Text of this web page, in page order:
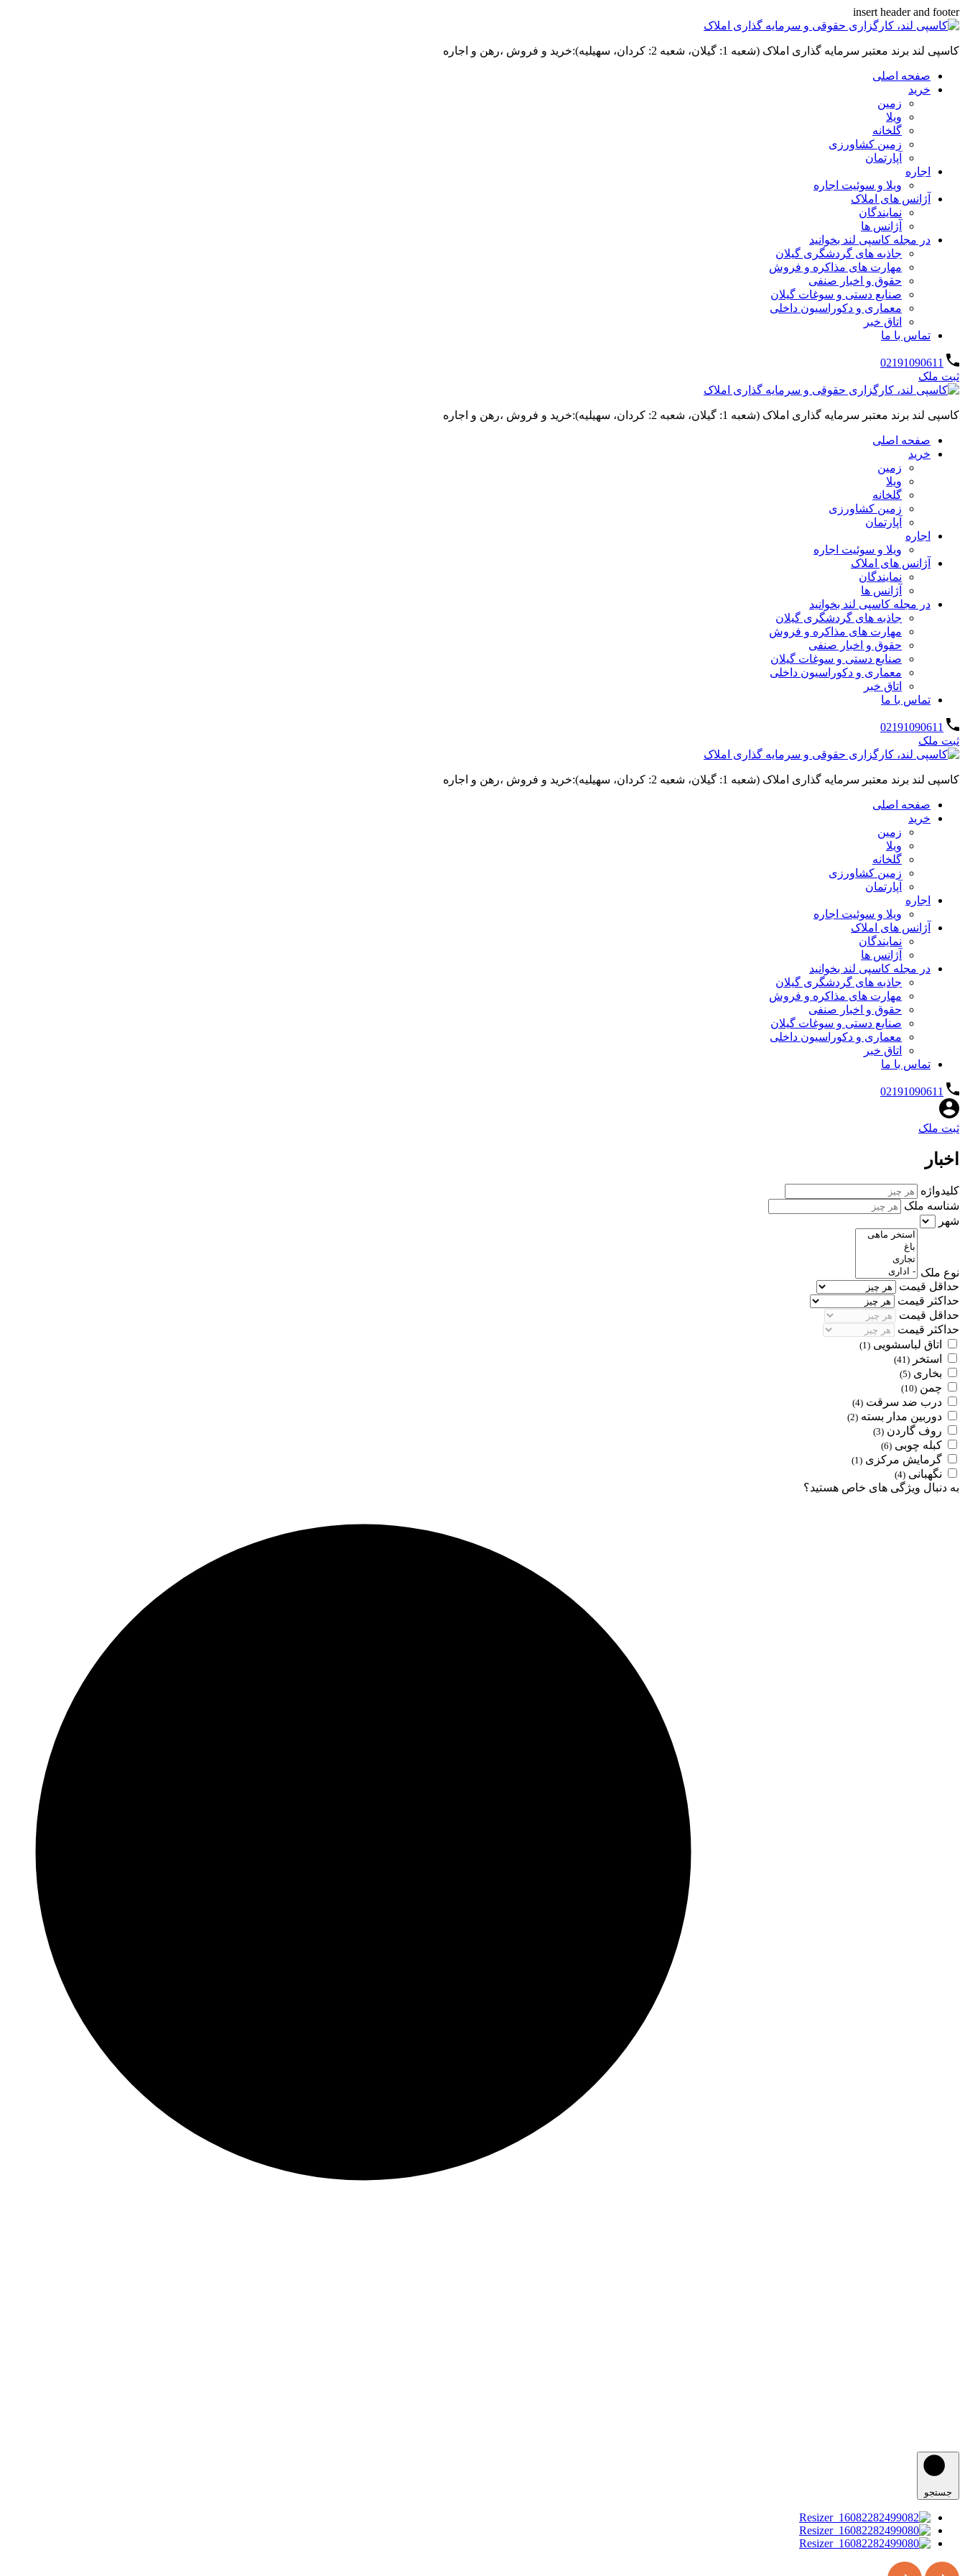
insert header and footer
کاسپی لند برند معتبر سرمایه گذاری املاک (شعبه 1: گیلان، شعبه 2: کردان، سهیلیه):خرید و فروش ،رهن و اجاره
صفحه اصلی
خرید
زمین
ویلا
گلخانه
زمین کشاورزی
آپارتمان
اجاره
ویلا و سوئیت اجاره
آژانس های املاک
نمایندگان
آژانس ها
در مجله کاسپی لند بخوانید
جاذبه های گردشگری گیلان
مهارت های مذاکره و فروش
حقوق و اخبار صنفی
صنایع دستی و سوغات گیلان
معماری و دکوراسیون داخلی
اتاق خبر
تماس با ما
02191090611
ثبت ملک
کاسپی لند برند معتبر سرمایه گذاری املاک (شعبه 1: گیلان، شعبه 2: کردان، سهیلیه):خرید و فروش ،رهن و اجاره
صفحه اصلی
خرید
زمین
ویلا
گلخانه
زمین کشاورزی
آپارتمان
اجاره
ویلا و سوئیت اجاره
آژانس های املاک
نمایندگان
آژانس ها
در مجله کاسپی لند بخوانید
جاذبه های گردشگری گیلان
مهارت های مذاکره و فروش
حقوق و اخبار صنفی
صنایع دستی و سوغات گیلان
معماری و دکوراسیون داخلی
اتاق خبر
تماس با ما
02191090611
ثبت ملک
کاسپی لند برند معتبر سرمایه گذاری املاک (شعبه 1: گیلان، شعبه 2: کردان، سهیلیه):خرید و فروش ،رهن و اجاره
صفحه اصلی
خرید
زمین
ویلا
گلخانه
زمین کشاورزی
آپارتمان
اجاره
ویلا و سوئیت اجاره
آژانس های املاک
نمایندگان
آژانس ها
در مجله کاسپی لند بخوانید
جاذبه های گردشگری گیلان
مهارت های مذاکره و فروش
حقوق و اخبار صنفی
صنایع دستی و سوغات گیلان
معماری و دکوراسیون داخلی
اتاق خبر
تماس با ما
02191090611
ثبت ملک
اخبار
کلیدواژه
شناسه ملک
شهر
نوع ملک
حداقل قیمت
حداکثر قیمت
حداقل قیمت
حداکثر قیمت
اتاق لباسشویی (1)
استخر (41)
بخاری (5)
چمن (10)
درب ضد سرقت (4)
دوربین مدار بسته (2)
روف گاردن (3)
کبله چوبی (6)
گرمایش مرکزی (1)
نگهبانی (4)
به دنبال ویژگی های خاص هستید؟
جستجو